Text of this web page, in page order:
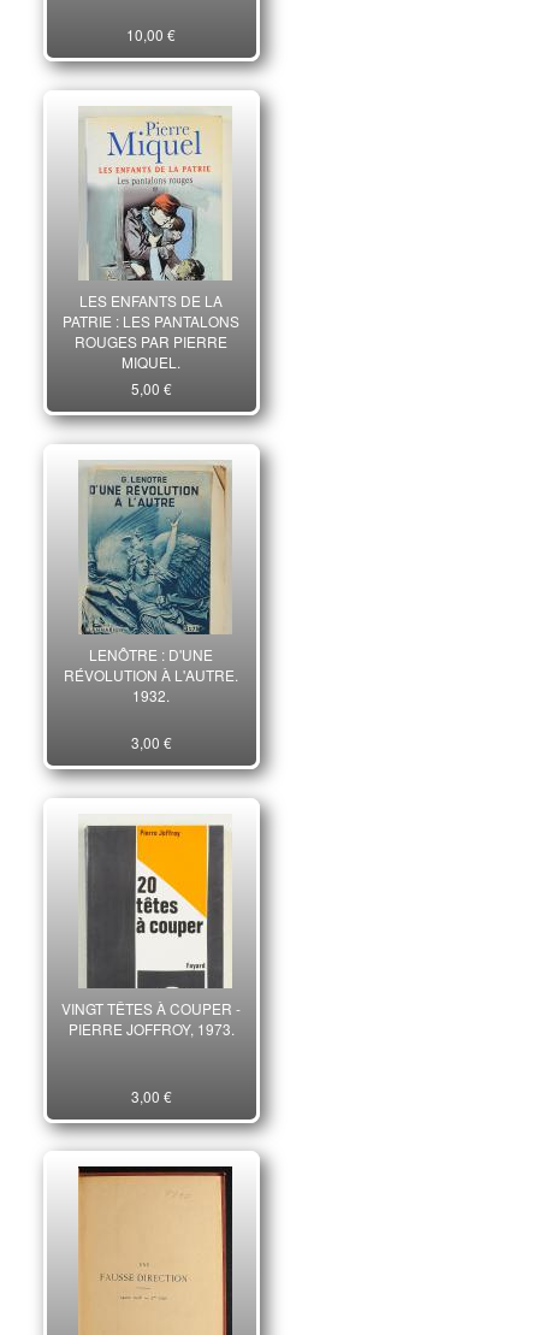
10,00 €
LES ENFANTS DE LA
PATRIE : LES PANTALONS
ROUGES PAR PIERRE
MIQUEL.
5,00 €
LENÔTRE : D'UNE
RÉVOLUTION À L'AUTRE.
1932.
3,00 €
VINGT TÊTES À COUPER -
PIERRE JOFFROY, 1973.
3,00 €